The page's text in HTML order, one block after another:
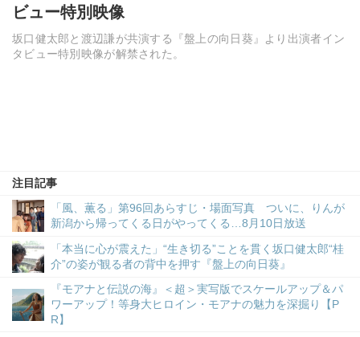
ビュー特別映像
坂口健太郎と渡辺謙が共演する『盤上の向日葵』より出演者イン
タビュー特別映像が解禁された。
注目記事
「風、薫る」第96回あらすじ・場面写真 ついに、りんが
新潟から帰ってくる日がやってくる…8月10日放送
「本当に心が震えた」“生き切る”ことを貫く坂口健太郎“桂
介”の姿が観る者の背中を押す『盤上の向日葵』
『モアナと伝説の海』＜超＞実写版でスケールアップ＆パ
ワーアップ！等身大ヒロイン・モアナの魅力を深掘り【P
R】